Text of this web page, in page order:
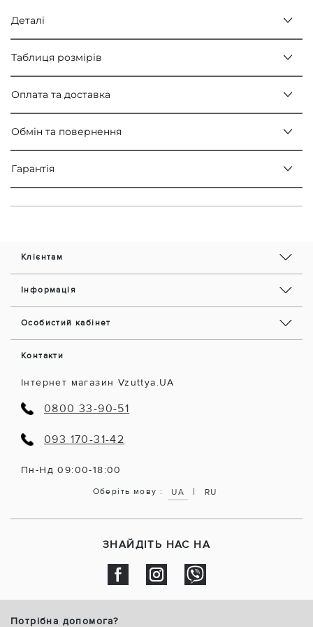
Деталі
Таблиця розмірів
Оплата та доставка
Обмін та повернення
Гарантія
Клієнтам
Інформація
Особистий кабінет
Контакти
Інтернет магазин Vzuttya.UA
0800 33-90-51
093 170-31-42
Пн-Нд 09:00-18:00
Оберіть мову : UA | RU
ЗНАЙДІТЬ НАС НА
Потрібна допомога?